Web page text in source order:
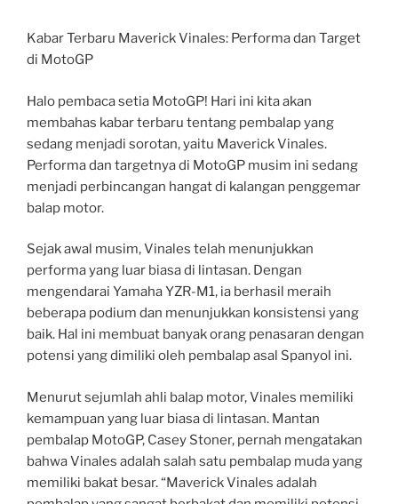
Kabar Terbaru Maverick Vinales: Performa dan Target
di MotoGP
Halo pembaca setia MotoGP! Hari ini kita akan
membahas kabar terbaru tentang pembalap yang
sedang menjadi sorotan, yaitu Maverick Vinales.
Performa dan targetnya di MotoGP musim ini sedang
menjadi perbincangan hangat di kalangan penggemar
balap motor.
Sejak awal musim, Vinales telah menunjukkan
performa yang luar biasa di lintasan. Dengan
mengendarai Yamaha YZR-M1, ia berhasil meraih
beberapa podium dan menunjukkan konsistensi yang
baik. Hal ini membuat banyak orang penasaran dengan
potensi yang dimiliki oleh pembalap asal Spanyol ini.
Menurut sejumlah ahli balap motor, Vinales memiliki
kemampuan yang luar biasa di lintasan. Mantan
pembalap MotoGP, Casey Stoner, pernah mengatakan
bahwa Vinales adalah salah satu pembalap muda yang
memiliki bakat besar. “Maverick Vinales adalah